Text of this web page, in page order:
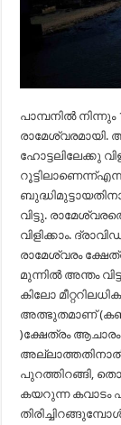
പാമ്പനില്‍
ഹോട്ടലിലേക്കു
വിട്ടു.
വിളിക്കാം.
രാമേശ്വരം
മുന്നില്‍ അന്തം
കിലോ
അത്ഭുതമാണ്
)ക്ഷേത്രം
അല്ലാത്തതിനാല്‍
പുറത്തിറങ്ങി,
കയറുന്ന കവാടം